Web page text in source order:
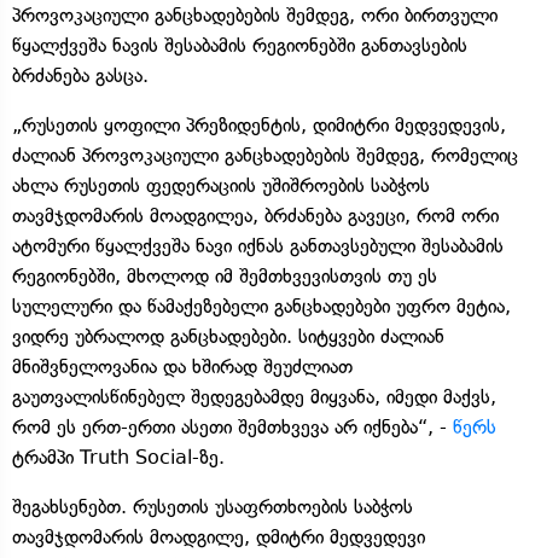
პროვოკაციული განცხადებების შემდეგ, ორი ბირთვული
წყალქვეშა ნავის შესაბამის რეგიონებში განთავსების
ბრძანება გასცა.
„რუსეთის ყოფილი პრეზიდენტის, დიმიტრი მედვედევის,
ძალიან პროვოკაციული განცხადებების შემდეგ, რომელიც
ახლა რუსეთის ფედერაციის უშიშროების საბჭოს
თავმჯდომარის მოადგილეა, ბრძანება გავეცი, რომ ორი
ატომური წყალქვეშა ნავი იქნას განთავსებული შესაბამის
რეგიონებში, მხოლოდ იმ შემთხვევისთვის თუ ეს
სულელური და წამაქეზებელი განცხადებები უფრო მეტია,
ვიდრე უბრალოდ განცხადებები. სიტყვები ძალიან
მნიშვნელოვანია და ხშირად შეუძლიათ
გაუთვალისწინებელ შედეგებამდე მიყვანა, იმედი მაქვს,
რომ ეს ერთ-ერთი ასეთი შემთხვევა არ იქნება“, - წერს
ტრამპი Truth Social-ზე.
შეგახსენებთ. რუსეთის უსაფრთხოების საბჭოს
თავმჯდომარის მოადგილე, დმიტრი მედვედევი